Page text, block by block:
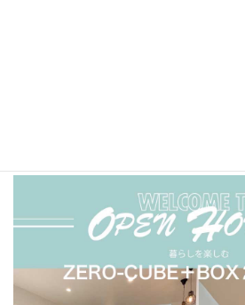
2021/6/12-13 オープ